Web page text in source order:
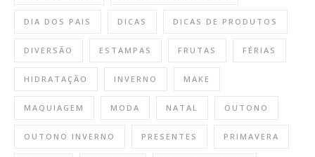
DIA DOS PAIS DICAS DICAS DE PRODUTOS
DIVERSÃO ESTAMPAS FRUTAS FÉRIAS
HIDRATAÇÃO INVERNO MAKE
MAQUIAGEM MODA NATAL OUTONO
OUTONO INVERNO PRESENTES PRIMAVERA